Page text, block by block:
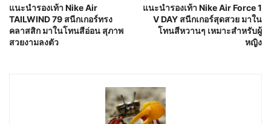
แนะนำรองเท้า Nike Air
TAILWIND 79 สนีกเกอร์ทรง
คลาสสิก มาในโทนสีอ่อน สุภาพ
สวยงามลงตัว
แนะนำรองเท้า Nike Air Force 1
V DAY สนีกเกอร์สุดสวย มาใน
โทนสีหวานๆ เหมาะสำหรับผู้
หญิง